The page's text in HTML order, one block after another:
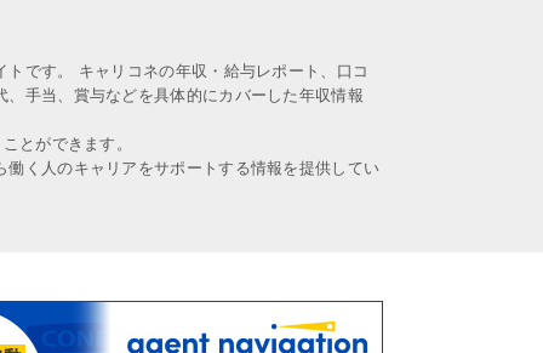
です。 キャリコネの年収・給与レポート、口コ
手当、賞与などを具体的にカバーした年収情報
とができます。
く人のキャリアをサポートする情報を提供してい